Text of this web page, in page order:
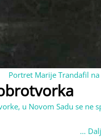
Portret Marije Trandafil
u Novom Sadu se ne
…